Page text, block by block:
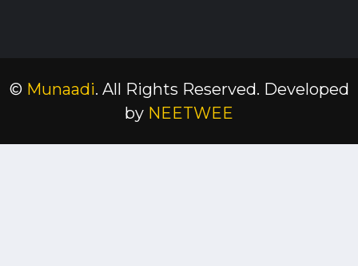
© Munaadi. All Rights Reserved. Developed
by NEETWEE